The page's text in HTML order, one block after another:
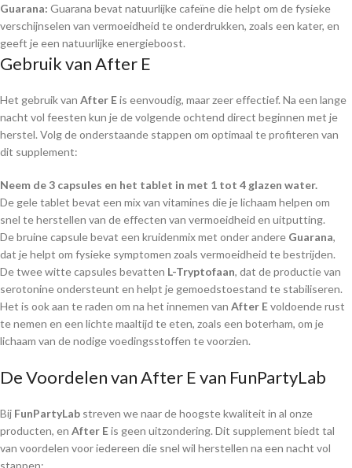
Guarana: Guarana bevat natuurlijke cafeïne die helpt om de fysieke
verschijnselen van vermoeidheid te onderdrukken, zoals een kater, en
geeft je een natuurlijke energieboost.
Gebruik van After E
Het gebruik van After Eis eenvoudig, maar zeer effectief. Na een lange
nacht vol feesten kun je de volgende ochtend direct beginnen met je
herstel. Volg de onderstaande stappen om optimaal te profiteren van
dit supplement:
Neem de 3 capsules en het tablet in met 1 tot 4 glazen water.
De gele tablet bevat een mix van vitamines die je lichaam helpen om
snel te herstellen van de effecten van vermoeidheid en uitputting.
De bruine capsule bevat een kruidenmix met onder andere Guarana,
dat je helpt om fysieke symptomen zoals vermoeidheid te bestrijden.
De twee witte capsules bevatten L-Tryptofaan, dat de productie van
serotonine ondersteunt en helpt je gemoedstoestand te stabiliseren.
Het is ook aan te raden om na het innemen van After Evoldoende rust
te nemen en een lichte maaltijd te eten, zoals een boterham, om je
lichaam van de nodige voedingsstoffen te voorzien.
De Voordelen van After E van FunPartyLab
Bij FunPartyLab streven we naar de hoogste kwaliteit in al onze
producten, en After Eis geen uitzondering. Dit supplement biedt tal
van voordelen voor iedereen die snel wil herstellen na een nacht vol
stappen: